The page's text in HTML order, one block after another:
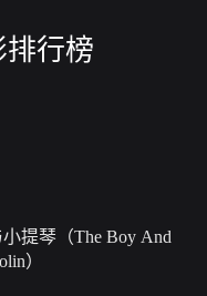
排行榜
提琴（The Boy And
）